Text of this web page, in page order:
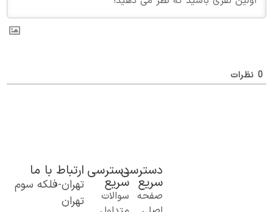
نظرات
دسترسی
سریع
صفحه
دسترسی
سریع
سوالات
ارتباط با ما
تهران-فلکه سوم
تهران